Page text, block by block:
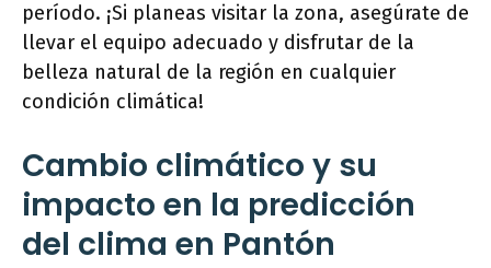
período. ¡Si planeas visitar la zona, asegúrate de
llevar el equipo adecuado y disfrutar de la
belleza natural de la región en cualquier
condición climática!
Cambio climático y su
impacto en la predicción
del clima en Pantón